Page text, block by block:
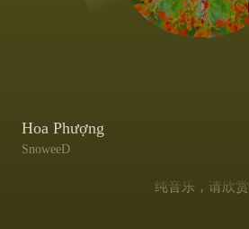
Hoa Phượng
SnoweeD
纯音乐，请欣赏